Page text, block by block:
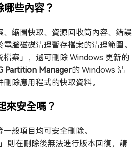
哪些內容？
、縮圖快取、資源回收筒內容、錯誤
腦磁碟清理暫存檔案的清理範圍。
檔案」，還可刪除 Windows 更新的
Partition Manager的 Windows 清
除應用程式的快取資料。
來安全嗎？
般項目均可安全刪除。
則在刪除後無法進行版本回復，請